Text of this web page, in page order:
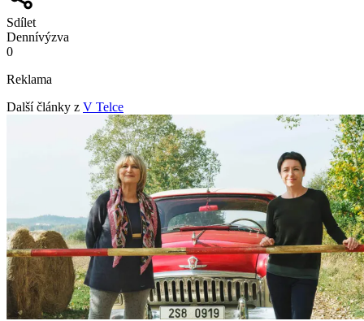
Sdílet
Dennívýzva
0
Reklama
Další články z V Telce